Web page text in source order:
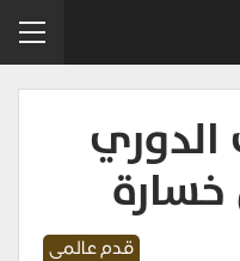
خسارة
قدم عالمي